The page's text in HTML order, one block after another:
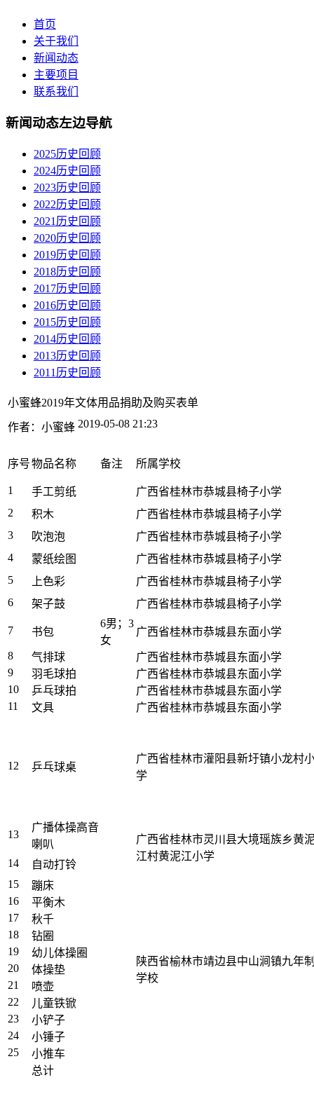
首页
关于我们
新闻动态
主要项目
联系我们
新闻动态左边导航
2025历史回顾
2024历史回顾
2023历史回顾
2022历史回顾
2021历史回顾
2020历史回顾
2019历史回顾
2018历史回顾
2017历史回顾
2016历史回顾
2015历史回顾
2014历史回顾
2013历史回顾
2011历史回顾
小蜜蜂2019年文体用品捐助及购买表单
作者：小蜜蜂 2019-05-08 21:23
序号物品名称 备注 所属学校
1 手工剪纸
广西省桂林市恭城县椅子小学
2
积木
广西省桂林市恭城县椅子小学
3
吹泡泡
广西省桂林市恭城县椅子小学
4
蒙纸绘图
广西省桂林市恭城县椅子小学
5
上色彩
广西省桂林市恭城县椅子小学
6
架子鼓 广西省桂林市恭城县椅子小学
7 书包
6男；3
女
广西省桂林市恭城县东面小学
8
气排球
广西省桂林市恭城县东面小学
9
羽毛球拍
广西省桂林市恭城县东面小学
10
乒乓球拍
广西省桂林市恭城县东面小学
11
文具 广西省桂林市恭城县东面小学
12 乒乓球桌
广西省桂林市灌阳县新圩镇小龙村
学
13
广播体操高音
喇叭
广西省桂林市灵川县大境瑶族乡黄
江村黄泥江小学
14
自动打铃
15
蹦床
陕西省榆林市靖边县中山涧镇九年
学校
16
平衡木
17
秋千
18
钻圈
19
幼儿体操圈
20
体操垫
21
喷壶
22
儿童铁锨
23
小铲子
24
小锤子
25
小推车
总计